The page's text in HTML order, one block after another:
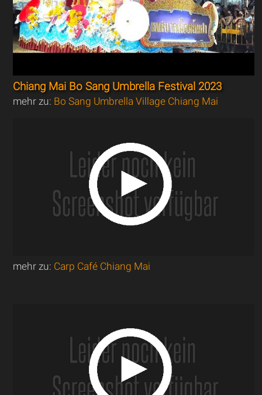
Chiang Mai Bo Sang Umbrella Festival 2023
mehr zu: Bo Sang Umbrella Village Chiang Mai
mehr zu: Carp Café Chiang Mai